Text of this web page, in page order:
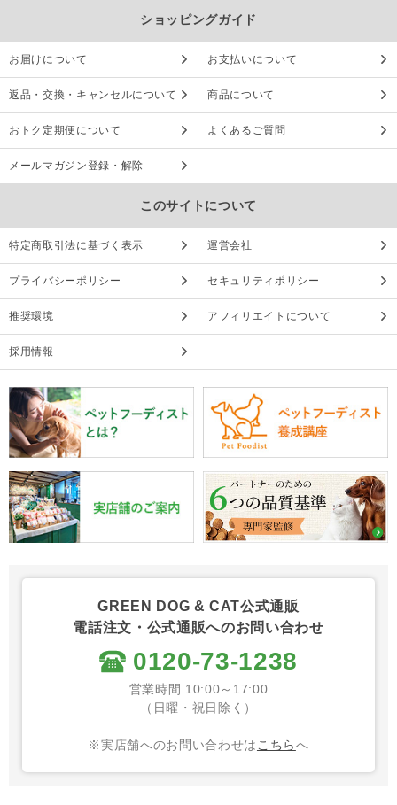
ショッピングガイド
お届けについて お支払いについて
返品・交換・キャンセルについて 商品について
おトク定期便について よくあるご質問
メールマガジン登録・解除
このサイトについて
特定商取引法に基づく表示 運営会社
プライバシーポリシー セキュリティポリシー
推奨環境 アフィリエイトについて
採用情報
GREEN DOG & CAT公式通販
電話注文・公式通販へのお問い合わせ
0120-73-1238
営業時間 10:00～17:00
（日曜・祝日除く）
※実店舗へのお問い合わせは こちらへ